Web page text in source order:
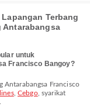
Terbang
Antarabangsa
untuk
Francisco Bangoy?
,Cebgo, syarikat